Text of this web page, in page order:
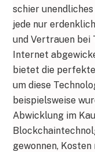
schier
jede nur
und Vertrauen bei
Internet
bietet die
um diese
beispielsweise
Abwicklung im
gewonnen,